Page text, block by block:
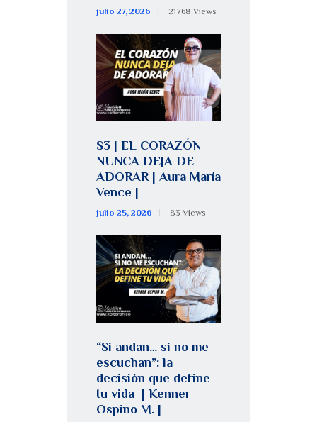
julio 27, 2026 21768 Views
S3 | EL CORAZÓN
NUNCA DEJA DE
ADORAR | Aura María
Vence |
julio 25, 2026 83 Views
“Si andan… si no me
escuchan”: la
decisión que define
tu vida | Kenner
Ospino M. |